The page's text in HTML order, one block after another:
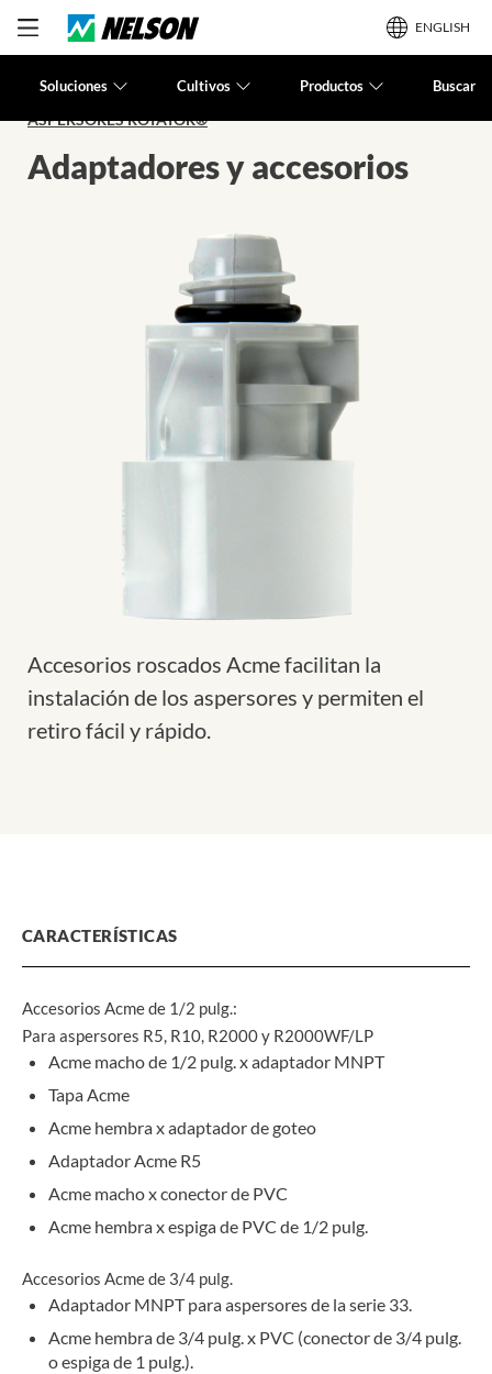
ENGLISH
Soluciones Cultivos Productos Buscar
ASPERSORES ROTATOR®
Adaptadores y accesorios
Accesorios roscados Acme facilitan la
instalación de los aspersores y permiten el
retiro fácil y rápido.
CARACTERÍSTICAS
Accesorios Acme de 1/2 pulg.:
Para aspersores R5, R10, R2000 y R2000WF/LP
Acme macho de 1/2 pulg. x adaptador MNPT
Tapa Acme
Acme hembra x adaptador de goteo
Adaptador Acme R5
Acme macho x conector de PVC
Acme hembra x espiga de PVC de 1/2 pulg.
Accesorios Acme de 3/4 pulg.
Adaptador MNPT para aspersores de la serie 33.
Acme hembra de 3/4 pulg. x PVC (conector de 3/4 pulg.
o espiga de 1 pulg.).